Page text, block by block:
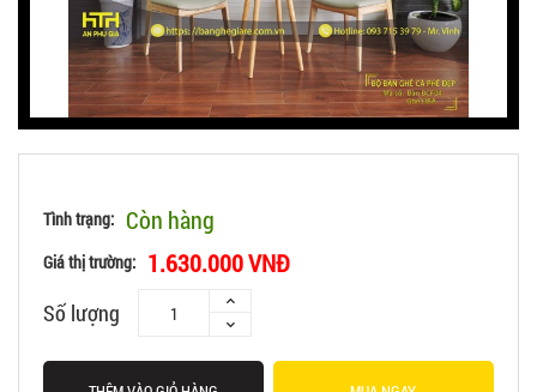
Tình trạng: Còn hàng
Giá thị trường: 1.630.000 VNĐ
Số lượng